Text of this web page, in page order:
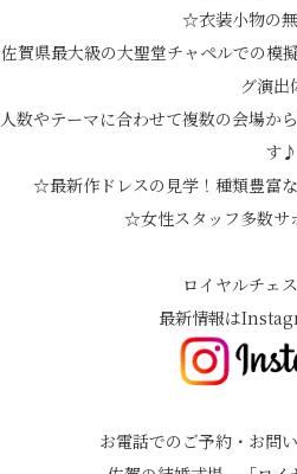
☆衣装小物の
賀県最大級の大聖堂チャペルでの模
グ演出
数やテーマに合わせて複数の会場か
す♪
☆最新作ドレスの見学！種類豊富
☆女性スタッフ多数サ
ロイヤルチェ
最新情報は
お電話でのご予約・お問